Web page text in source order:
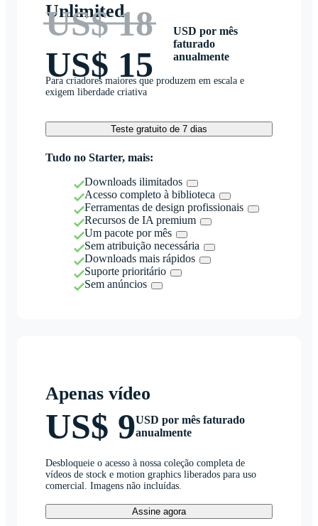
Unlimited
US$ 18
US$ 15
USD por mês
faturado
anualmente
Para criadores maiores que produzem em escala e
exigem liberdade criativa
Teste gratuito de 7 dias
Tudo no Starter, mais:
Downloads ilimitados
Acesso completo à biblioteca
Ferramentas de design profissionais
Recursos de IA premium
Um pacote por mês
Sem atribuição necessária
Downloads mais rápidos
Suporte prioritário
Sem anúncios
Apenas vídeo
US$ 9USD por mês faturado
anualmente
Desbloqueie o acesso à nossa coleção completa de
vídeos de stock e motion graphics liberados para uso
comercial. Imagens não incluídas.
Assine agora